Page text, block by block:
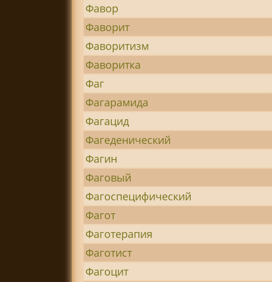
Фавор
Фаворит
Фаворитизм
Фаворитка
Фаг
Фагарамида
Фагацид
Фагеденический
Фагин
Фаговый
Фагоспецифический
Фагот
Фаготерапия
Фаготист
Фагоцит